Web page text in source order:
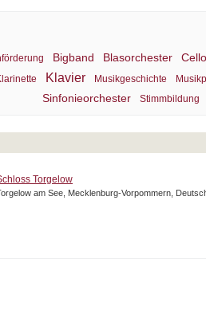
Bigband Blasorchester
Cello
Klavier Musikgeschichte
Sinfonieorchester Stimmbildung
Torgelow
am See, Mecklenburg-Vorpommern,